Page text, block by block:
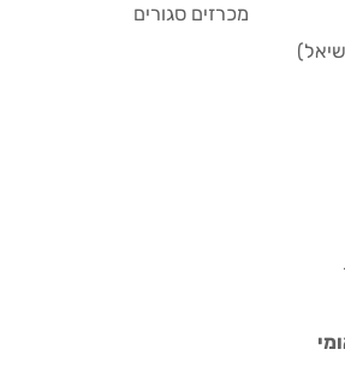
מכרזים סגורים